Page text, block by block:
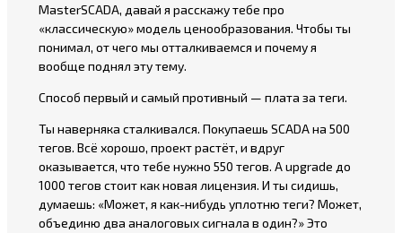
MasterSCADA, давай я расскажу тебе про
«классическую» модель ценообразования. Чтобы ты
понимал, от чего мы отталкиваемся и почему я
вообще поднял эту тему.
Способ первый и самый противный — плата за теги.
Ты наверняка сталкивался. Покупаешь SCADA на 500
тегов. Всё хорошо, проект растёт, и вдруг
оказывается, что тебе нужно 550 тегов. А upgrade до
1000 тегов стоит как новая лицензия. И ты сидишь,
думаешь: «Может, я как-нибудь уплотню теги? Может,
объединю два аналоговых сигнала в один?» Это